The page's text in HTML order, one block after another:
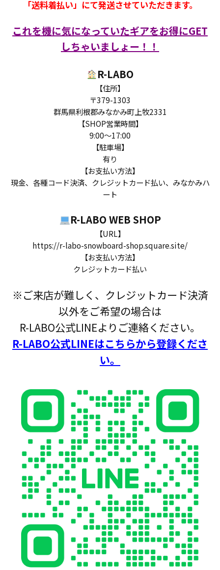
「送料着払い」にて発送させていただきます。
これを機に気になっていたギアをお得にGET
しちゃいましょー！！
R-LABO
【住所】
〒379-1303
群馬県利根郡みなかみ町上牧2331
【SHOP営業時間】
9:00〜17:00
【駐車場】
有り
【お支払い方法】
現金、各種コード決済、クレジットカード払い、みなかみハ
ート
R-LABO WEB SHOP
【URL】
https://r-labo-snowboard-shop.square.site/
【お支払い方法】
クレジットカード払い
※ご来店が難しく、クレジットカード決済
以外をご希望の場合は
R-LABO公式LINEよりご連絡ください。
R-LABO公式LINEはこちらから登録くださ
い。